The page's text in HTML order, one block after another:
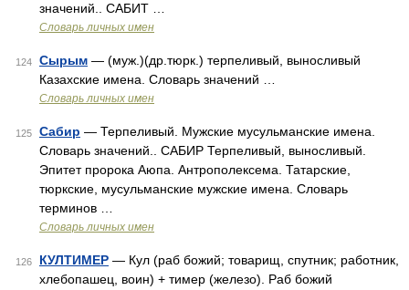
значений.. САБИТ …
Словарь личных имен
124 Сырым — (муж.)(др.тюрк.) терпеливый, выносливый
Казахские имена. Словарь значений …
Словарь личных имен
125 Сабир — Терпеливый. Мужские мусульманские имена.
Словарь значений.. САБИР Терпеливый, выносливый.
Эпитет пророка Аюпа. Антрополексема. Татарские,
тюркские, мусульманские мужские имена. Словарь
терминов …
Словарь личных имен
126 КУЛТИМЕР — Кул (раб божий; товарищ, спутник; работник,
хлебопашец, воин) + тимер (железо). Раб божий